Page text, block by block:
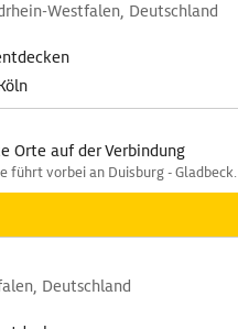
Westfalen, Deutschland
Orte auf der Verbindung
führt vorbei an Duisburg - Gladbeck.
Deutschland